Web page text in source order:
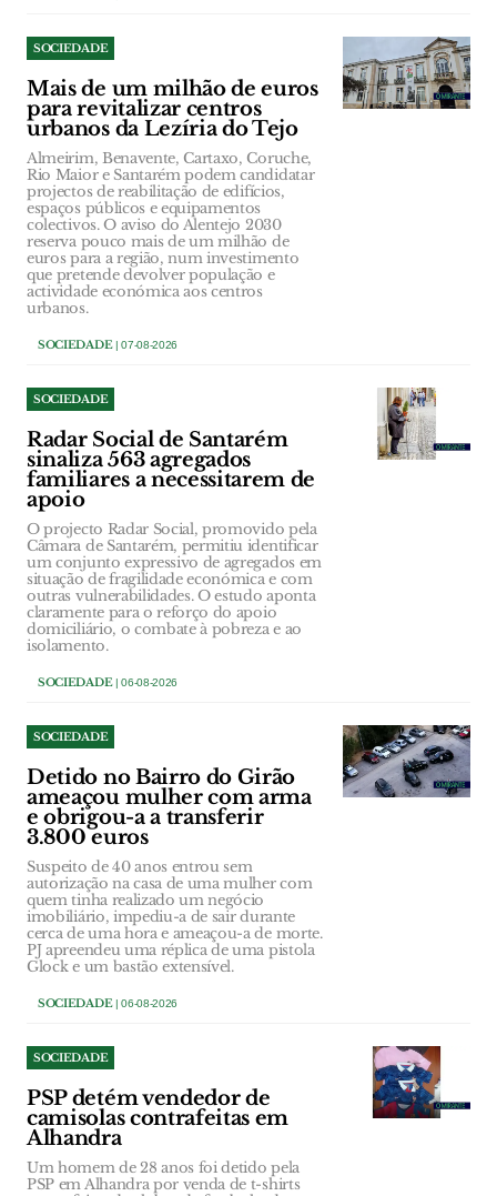
SOCIEDADE
Mais de um milhão de euros
para revitalizar centros
urbanos da Lezíria do Tejo
Almeirim, Benavente, Cartaxo, Coruche,
Rio Maior e Santarém podem candidatar
projectos de reabilitação de edifícios,
espaços públicos e equipamentos
colectivos. O aviso do Alentejo 2030
reserva pouco mais de um milhão de
euros para a região, num investimento
que pretende devolver população e
actividade económica aos centros
urbanos.
SOCIEDADE| 07-08-2026
SOCIEDADE
Radar Social de Santarém
sinaliza 563 agregados
familiares a necessitarem de
apoio
O projecto Radar Social, promovido pela
Câmara de Santarém, permitiu identificar
um conjunto expressivo de agregados em
situação de fragilidade económica e com
outras vulnerabilidades. O estudo aponta
claramente para o reforço do apoio
domiciliário, o combate à pobreza e ao
isolamento.
SOCIEDADE| 06-08-2026
SOCIEDADE
Detido no Bairro do Girão
ameaçou mulher com arma
e obrigou-a a transferir
3.800 euros
Suspeito de 40 anos entrou sem
autorização na casa de uma mulher com
quem tinha realizado um negócio
imobiliário, impediu-a de sair durante
cerca de uma hora e ameaçou-a de morte.
PJ apreendeu uma réplica de uma pistola
Glock e um bastão extensível.
SOCIEDADE| 06-08-2026
SOCIEDADE
PSP detém vendedor de
camisolas contrafeitas em
Alhandra
Um homem de 28 anos foi detido pela
PSP em Alhandra por venda de t-shirts